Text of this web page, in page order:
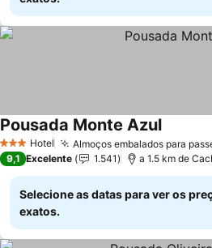
3 EstrelasHotel Almoços embalados para
Pousada Monte Azul
9,1 Excelente 1.541 a 1.5 km de
Selecione as datas para ver os
exatos.